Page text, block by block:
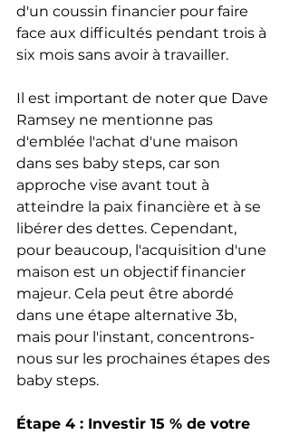
d'un coussin financier pour faire
face aux difficultés pendant trois à
six mois sans avoir à travailler.
Il est important de noter que Dave
Ramsey ne mentionne pas
d'emblée l'achat d'une maison
dans ses baby steps, car son
approche vise avant tout à
atteindre la paix financière et à se
libérer des dettes. Cependant,
pour beaucoup, l'acquisition d'une
maison est un objectif financier
majeur. Cela peut être abordé
dans une étape alternative 3b,
mais pour l'instant, concentrons-
nous sur les prochaines étapes des
baby steps.
Étape 4 : Investir 15 % de votre